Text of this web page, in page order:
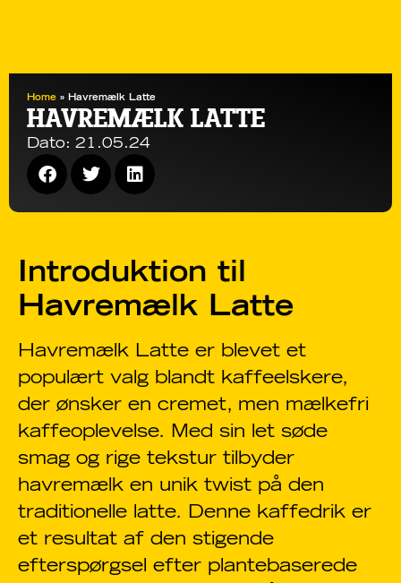
Home » Havremælk Latte
HAVREMÆLK LATTE
Dato: 21.05.24
Introduktion til
Havremælk Latte
Havremælk Latte er blevet et
populært valg blandt kaffeelskere,
der ønsker en cremet, men mælkefri
kaffeoplevelse. Med sin let søde
smag og rige tekstur tilbyder
havremælk en unik twist på den
traditionelle latte. Denne kaffedrik er
et resultat af den stigende
efterspørgsel efter plantebaserede